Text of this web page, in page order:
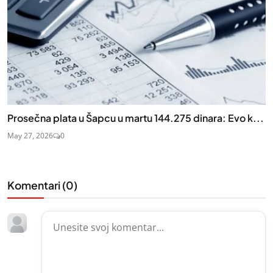
Prosečna plata u Šapcu u martu 144.275 dinara: Evo k...
May 27, 2026 0
Komentari (0)